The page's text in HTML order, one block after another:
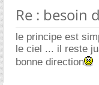
Re : besoin
le principe est
le ciel ... il reste
bonne direction